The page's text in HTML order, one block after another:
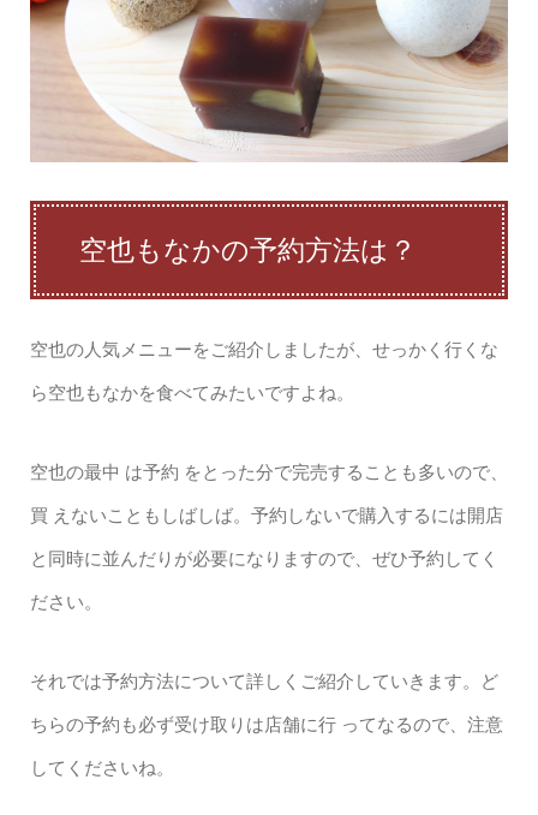
空也もなかの予約方法は？
空也の人気メニューをご紹介しましたが、せっかく行くな
ら空也もなかを食べてみたいですよね。
空也の最中 は予約 をとった分で完売することも多いので、
買 えないこともしばしば。予約しないで購入するには開店
と同時に並んだりが必要になりますので、ぜひ予約してく
ださい。
それでは予約方法について詳しくご紹介していきます。ど
ちらの予約も必ず受け取りは店舗に行 ってなるので、注意
してくださいね。